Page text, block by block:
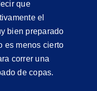
que
el
bien preparado
es menos cierto
correr una
de copas.